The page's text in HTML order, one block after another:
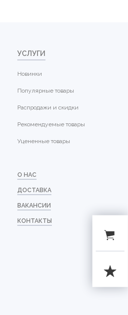
УСЛУГИ
Новинки
Популярные товары
Распродажи и скидки
Рекомендуемые товары
Уцененные товары
О НАС
ДОСТАВКА
ВАКАНСИИ
КОНТАКТЫ